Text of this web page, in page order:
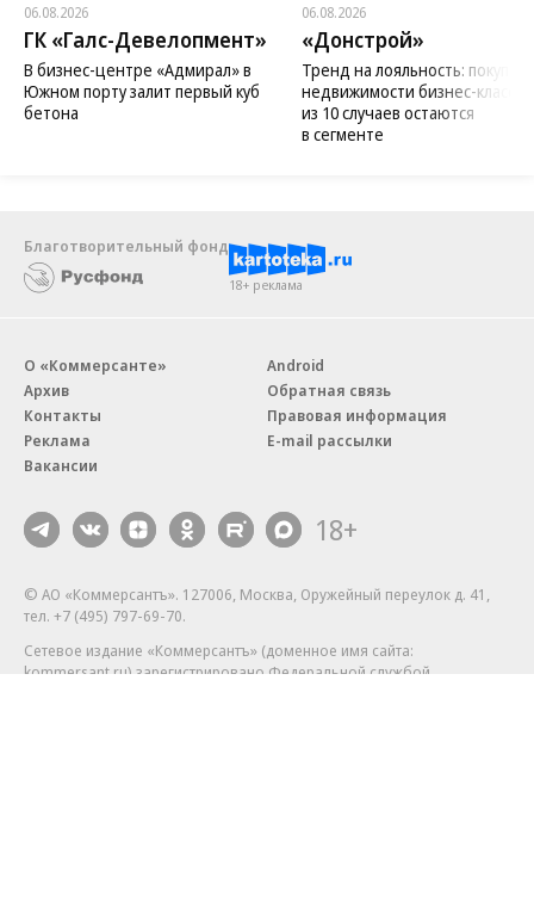
06.08.2026
ГК «Галс-Девелопмент»
В бизнес-центре «Адмирал» в
Южном порту залит первый куб
бетона
06.08.2026
«Донстрой»
Тренд на лояльность:
недвижимости бизнес-класса
из 10 случаев остаются
в сегменте
Благотворительный фонд
18+ реклама
О «Коммерсанте»
Архив
Контакты
Реклама
Вакансии
Android
Обратная связь
Правовая информация
E-mail рассылки
18+
© АО «Коммерсантъ». 127006, Москва, Оружейный переулок д. 41,
тел. +7 (495) 797-69-70.
Сетевое издание «Коммерсантъ» (доменное имя сайта:
kommersant.ru) зарегистрировано Федеральной службой